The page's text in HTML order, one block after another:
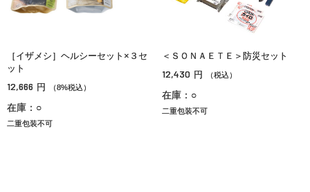
［イザメシ］ヘルシーセット×３セ
ット
12,666 円 （8%税込）
在庫：○
二重包装不可
＜ＳＯＮＡＥＴＥ＞防災セット
12,430 円 （税込）
在庫：○
二重包装不可